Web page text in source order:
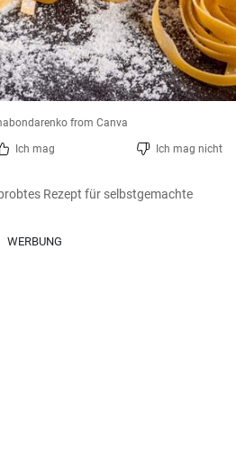
from Canva
Ich mag Ich mag nicht
Rezept für selbstgemachte
WERBUNG